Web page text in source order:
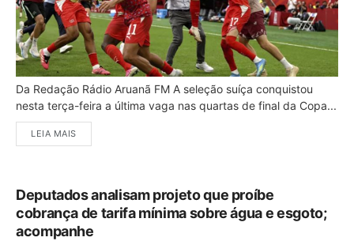
Da Redação Rádio Aruanã FM A seleção suíça conquistou
nesta terça-feira a última vaga nas quartas de final da Copa...
LEIA MAIS
Deputados analisam projeto que proíbe
cobrança de tarifa mínima sobre água e esgoto;
acompanhe